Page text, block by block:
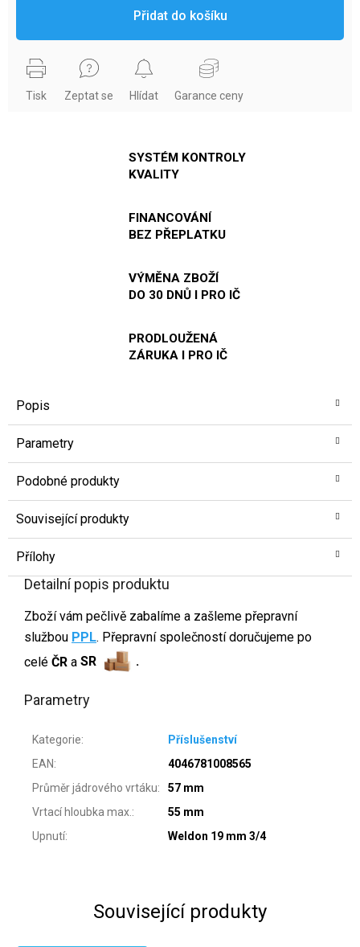
Přidat do košíku
Tisk Zeptat se Hlídat Garance ceny
SYSTÉM KONTROLY
KVALITY
FINANCOVÁNÍ
BEZ PŘEPLATKU
VÝMĚNA ZBOŽÍ
DO 30 DNŮ I PRO IČ
PRODLOUŽENÁ
ZÁRUKA I PRO IČ
Popis
Parametry
Podobné produkty
Související produkty
Přílohy
Detailní popis produktu
Zboží vám pečlivě zabalíme a zašleme přepravní
službou PPL. Přepravní společností doručujeme po
celé ČR a SR .
Parametry
Kategorie:
Příslušenství
EAN:
4046781008565
Průměr jádrového vrtáku:
57 mm
Vrtací hloubka max.:
55 mm
Upnutí: Weldon 19 mm 3/4
Související produkty